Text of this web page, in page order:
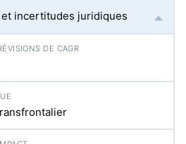
incertitudes juridiques